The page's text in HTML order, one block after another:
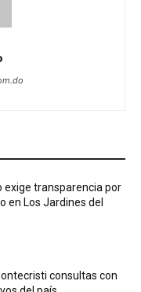
exige transparencia por
en Los Jardines del
consultas con